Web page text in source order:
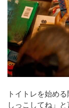
トイトレを始め
しっこしてね」